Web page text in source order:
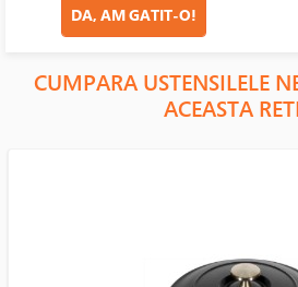
DA, AM GATIT-O!
CUMPARA USTENSILELE
ACEASTA